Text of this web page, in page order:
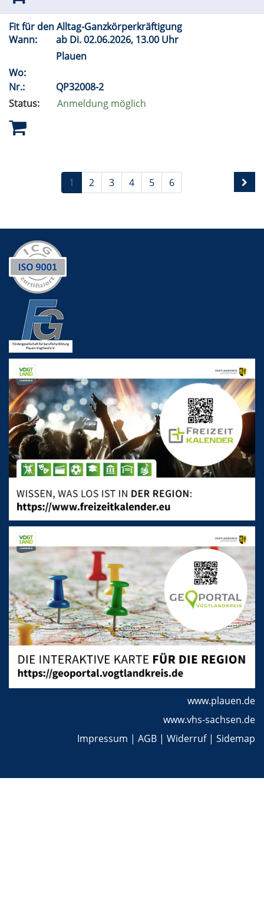
Fit für den Alltag-Ganzkörperkräftigung
Wann:
ab Di.02.06.2026, 13.00 Uhr
Plauen
Wo:
Nr.:
QP32008-2
Status:
Anmeldung möglich
1 2 3 4 5 6
www.plauen.de
www.vhs-sachsen.de
Impressum | AGB | Widerruf| Sidemap